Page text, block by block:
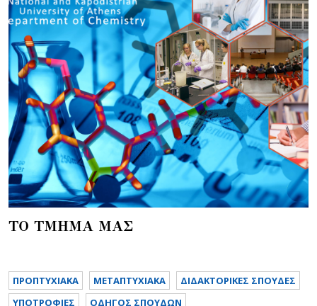
ΤΟ ΤΜΗΜΑ ΜΑΣ
ΠΡΟΠΤΥΧΙΑΚΑ METAΠΤΥΧΙΑΚΑ
ΔΙΔΑΚΤΟΡΙΚΕΣ ΣΠΟΥΔΕΣ
ΥΠΟΤΡΟΦΙΕΣ
ΟΔΗΓΟΣ ΣΠΟΥΔΩΝ